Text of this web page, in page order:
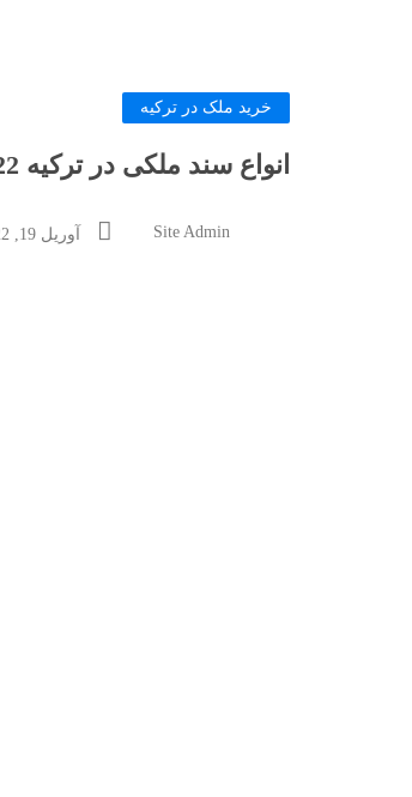
خرید ملک در ترکیه
انواع سند ملکی در ترکیه 2022
Site Admin آوریل 19, 2022